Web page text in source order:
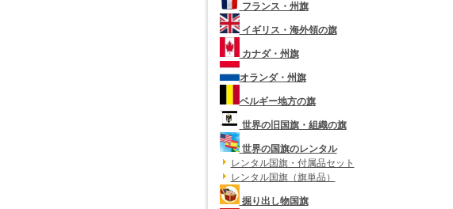
フランス・州旗
イギリス・海外領の旗
カナダ・州旗
オランダ・州旗
ベルギー地方の旗
世界の旧国旗・組織の旗
世界の国旗のレンタル
レンタル国旗・付属品セット
レンタル国旗（旗単品）
掘り出し物国旗